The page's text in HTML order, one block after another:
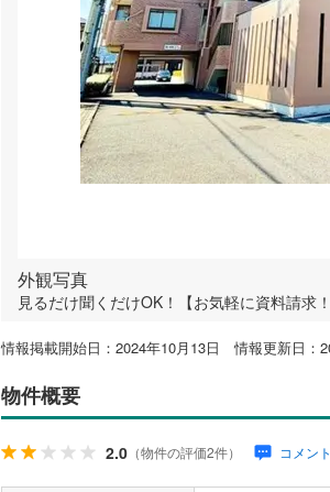
お
外観写真
見るだけ聞くだけOK！【お気軽に資料請求
情報掲載開始日：2024年10月13日 情報更新日：
物件概要
2.0 （物件の評価2件） コメン